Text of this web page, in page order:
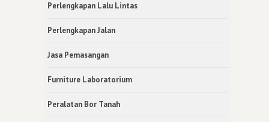
Perlengkapan Lalu Lintas
Perlengkapan Jalan
Jasa Pemasangan
Furniture Laboratorium
Peralatan Bor Tanah